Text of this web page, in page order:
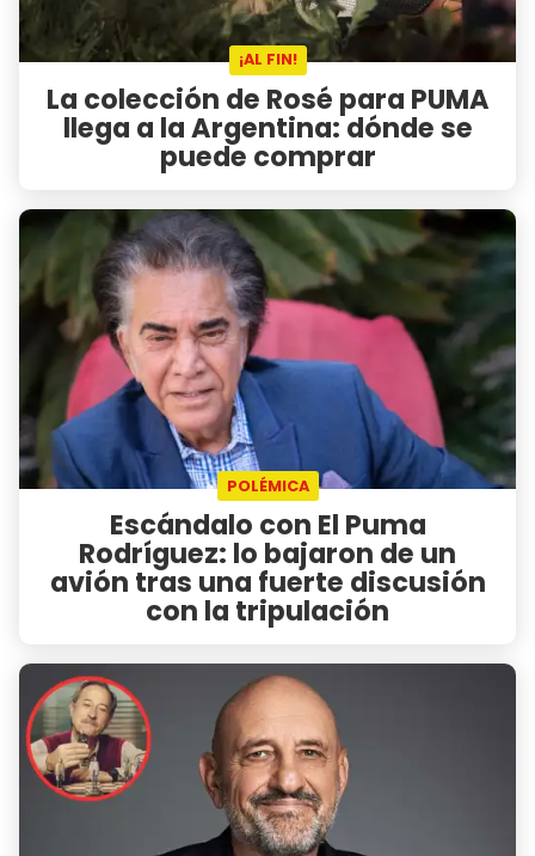
¡AL FIN!
La colección de Rosé para PUMA
llega a la Argentina: dónde se
puede comprar
POLÉMICA
Escándalo con El Puma
Rodríguez: lo bajaron de un
avión tras una fuerte discusión
con la tripulación